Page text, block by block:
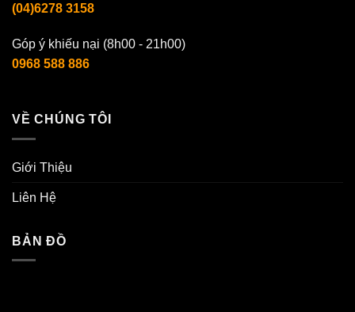
(04)6278 3158
Góp ý khiếu nại (8h00 - 21h00)
0968 588 886
VỀ CHÚNG TÔI
Giới Thiệu
Liên Hệ
BẢN ĐỒ